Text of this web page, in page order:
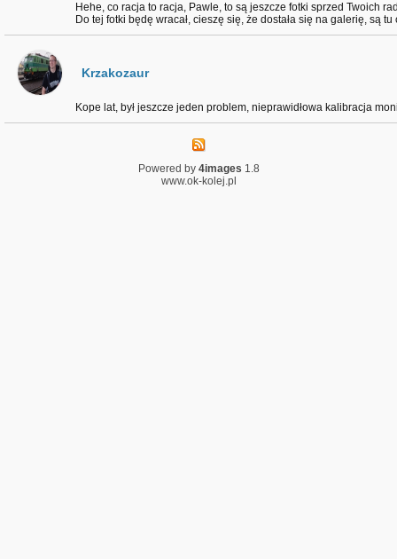
Hehe, co racja to racja, Pawle, to są jeszcze fotki sprzed Twoich
Do tej fotki będę wracał, cieszę się, że dostała się na galerię, są
Krzakozaur
Kope lat, był jeszcze jeden problem, nieprawidłowa kalibracja
Powered by 4images 1.8
www.ok-kolej.pl